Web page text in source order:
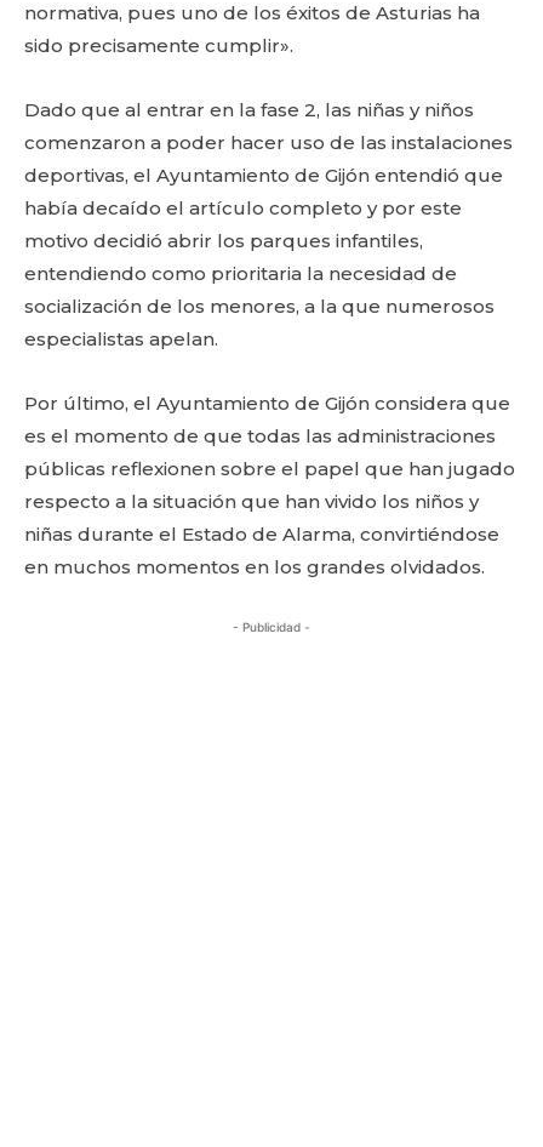
normativa, pues uno de los éxitos de Asturias ha
sido precisamente cumplir».
Dado que al entrar en la fase 2, las niñas y niños
comenzaron a poder hacer uso de las instalaciones
deportivas, el Ayuntamiento de Gijón entendió que
había decaído el artículo completo y por este
motivo decidió abrir los parques infantiles,
entendiendo como prioritaria la necesidad de
socialización de los menores, a la que numerosos
especialistas apelan.
Por último, el Ayuntamiento de Gijón considera que
es el momento de que todas las administraciones
públicas reflexionen sobre el papel que han jugado
respecto a la situación que han vivido los niños y
niñas durante el Estado de Alarma, convirtiéndose
en muchos momentos en los grandes olvidados.
- Publicidad -